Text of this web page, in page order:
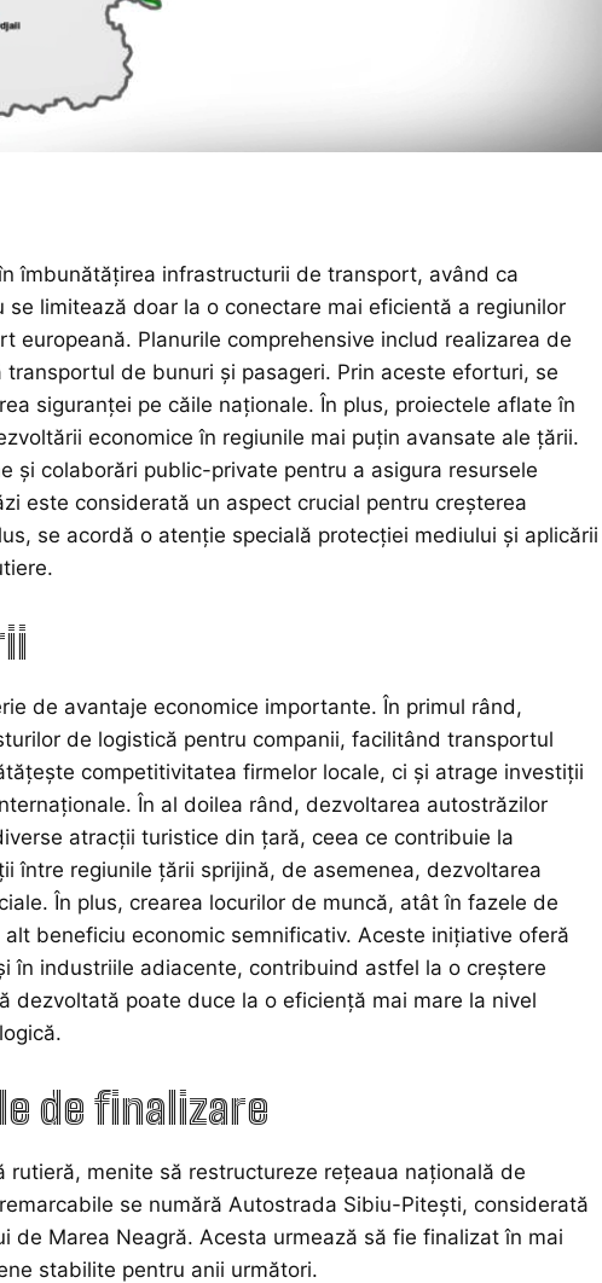
îmbunătățirea infrastructurii de transport, având ca
limitează doar la o conectare mai eficientă a regiunilor
Planurile comprehensive includ realizarea de
de bunuri și pasageri. Prin aceste eforturi, se
siguranței pe căile naționale. În plus, proiectele aflate în
economice în regiunile mai puțin avansate ale țării.
și colaborări public-private pentru a asigura resursele
este considerată un aspect crucial pentru creșterea
se acordă o atenție specială protecției mediului și aplicării
de avantaje economice importante. În primul rând,
de logistică pentru companii, facilitând transportul
competitivitatea firmelor locale, ci și atrage investiții
În al doilea rând, dezvoltarea autostrăzilor
atracții turistice din țară, ceea ce contribuie la
între regiunile țării sprijină, de asemenea, dezvoltarea
În plus, crearea locurilor de muncă, atât în fazele de
beneficiu economic semnificativ. Aceste inițiative oferă
în industriile adiacente, contribuind astfel la o creștere
dezvoltată poate duce la o eficiență mai mare la nivel
de finalizare
menite să restructureze rețeaua națională de
se numără Autostrada Sibiu-Pitești, considerată
de Marea Neagră. Acesta urmează să fie finalizat în mai
stabilite pentru anii următori.